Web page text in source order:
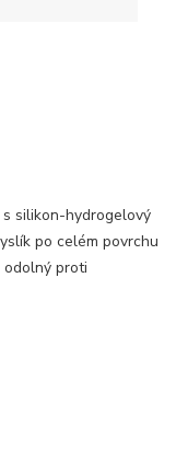
silikon-hydrogelový
po celém povrchu
odolný proti